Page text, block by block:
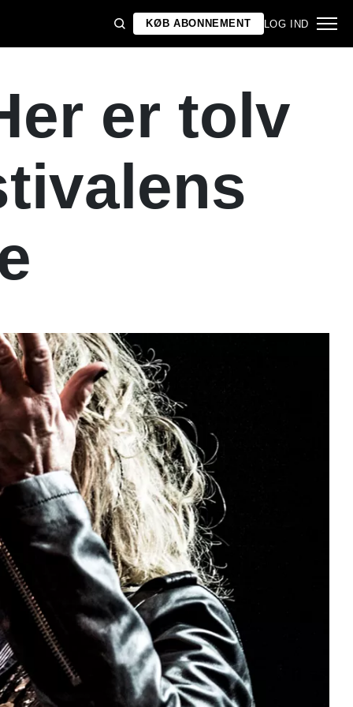
KØB ABONNEMENT LOG IND
er tolv